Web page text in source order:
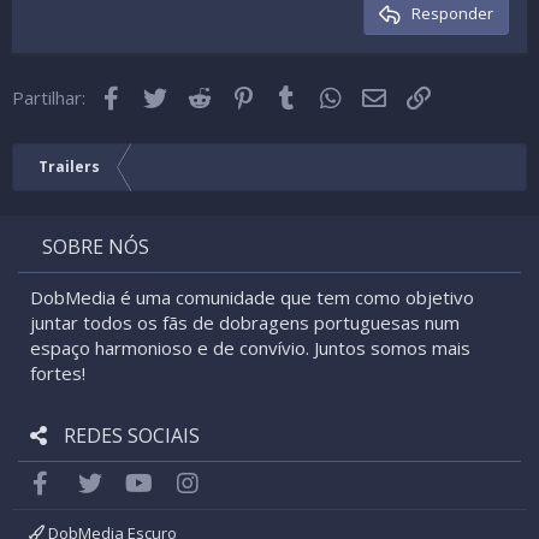
26
Trebuchet MS
Cabeçalho 3Responder
Partilhar: Facebook
Twitter Reddit Pinterest
Tumblr WhatsApp
Email
Trailers
SOBRE NÓS
DobMedia é uma comunidade que tem como objetivo
juntar todos os fãs de dobragens portuguesas num
espaço harmonioso e de convívio. Juntos somos mais
fortes!
REDES SOCIAIS
FacebookTwitter youtube
DobMedia Escuro